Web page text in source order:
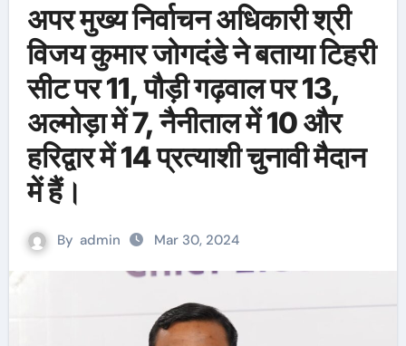
अपर मुख्य निर्वाचन अधिकारी श्री
विजय कुमार जोगदंडे ने बताया टिहरी
सीट पर 11, पौड़ी गढ़वाल पर 13,
अल्मोड़ा में 7, नैनीताल में 10 और
हरिद्वार में 14 प्रत्याशी चुनावी मैदान
में हैं।
By admin Mar 30, 2024